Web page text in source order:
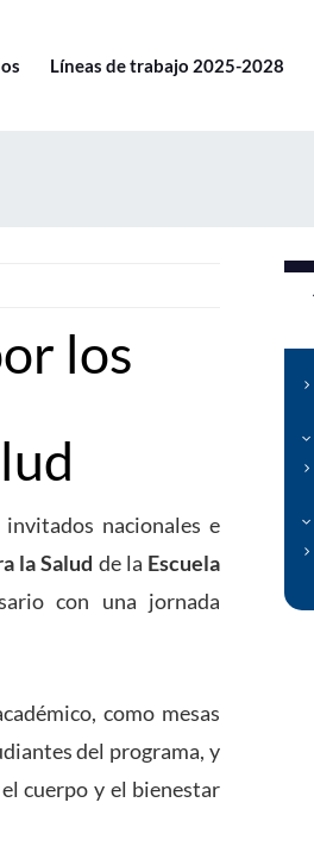
Líneas de trabajo 2025-2028
los
nacionales e
la Salud de la Escuela
con una jornada
como mesas
del programa, y
cuerpo y el bienestar